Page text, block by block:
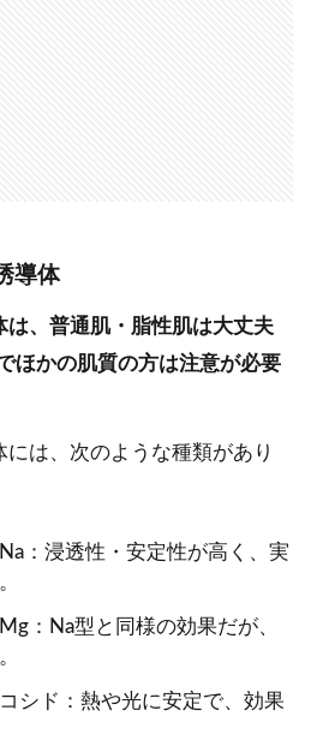
導体
は、普通肌・脂性肌は大丈夫
ほかの肌質の方は注意が必要
は、次のような種類があり
：浸透性・安定性が高く、実
：Na型と同様の効果だが、
シド：熱や光に安定で、効果